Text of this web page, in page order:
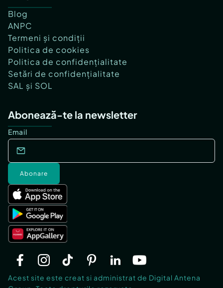
Blog
ANPC
Termeni și condiții
Politica de cookies
Politica de confidențialitate
Setări de confidențialitate
SAL și SOL
Abonează-te la newsletter
Email
Abonare
Acest site este creat si administrat de Digital Antena